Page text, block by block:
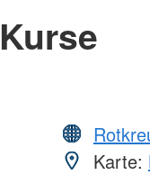
Kurse
Karte: